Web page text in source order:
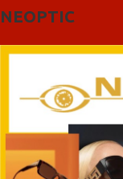
NEOPTIC